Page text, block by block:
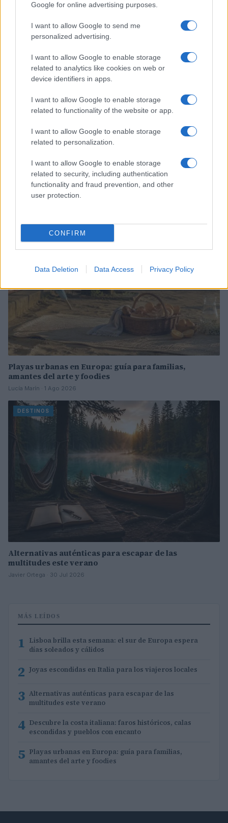
Google for online advertising purposes.
I want to allow Google to send me
personalized advertising.
I want to allow Google to enable storage
related to analytics like cookies on web or
device identifiers in apps.
I want to allow Google to enable storage
related to functionality of the website or app.
I want to allow Google to enable storage
related to personalization.
I want to allow Google to enable storage
related to security, including authentication
functionality and fraud prevention, and other
user protection.
CONFIRM
Data Deletion Data Access Privacy Policy
Sigue leyendo
DESTINOS
Cómo elegir el mejor lugar para observar un eclipse
Lucía Marín · 6 Ago 2026
DESTINOS
Playas urbanas en Europa: guía para familias,
amantes del arte y foodies
Lucía Marín · 1 Ago 2026
DESTINOS
Alternativas auténticas para escapar de las
multitudes este verano
Javier Ortega · 30 Jul 2026
MÁS LEÍDOS
1 Lisboa brilla esta semana: el sur de Europa espera
días soleados y cálidos
2 Joyas escondidas en Italia para los viajeros locales
3 Alternativas auténticas para escapar de las
multitudes este verano
4 Descubre la costa italiana: faros históricos, calas
escondidas y pueblos con encanto
5 Playas urbanas en Europa: guía para familias,
amantes del arte y foodies